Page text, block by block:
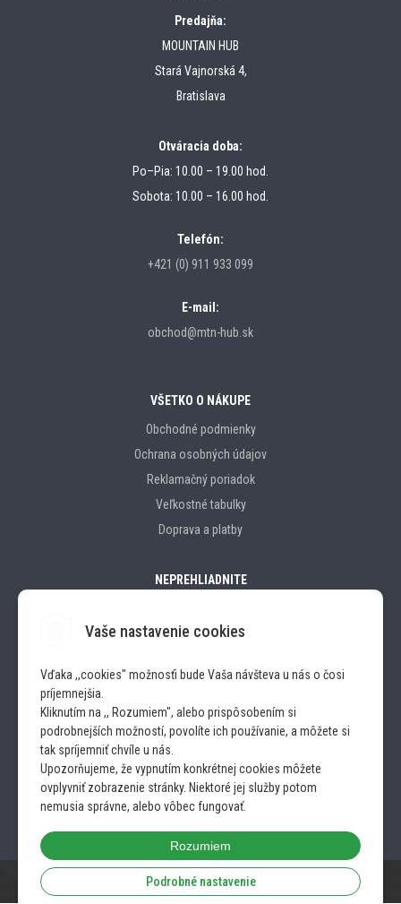
Vaše nastavenie cookies
Vďaka ,,cookies" možnosťi bude Vaša návšteva u nás o čosi
príjemnejšia.
Kliknutím na ,, Rozumiem", alebo prispôsobením si
podrobnejších možností, povolíte ich používanie, a môžete si
tak spríjemniť chvíle u nás.
Upozorňujeme, že vypnutím konkrétnej cookies môžete
ovplyvniť zobrazenie stránky. Niektoré jej služby potom
nemusia správne, alebo vôbec fungovať.
Rozumiem
Podrobné nastavenie
Predajňa:
MOUNTAIN HUB
Stará Vajnorská 4,
Bratislava
Otváracia doba:
Po–Pia: 10.00 – 19.00 hod.
Sobota: 10.00 – 16.00 hod.
Telefón:
+421 (0) 911 933 099
E-mail:
obchod@mtn-hub.sk
VŠETKO O NÁKUPE
Obchodné podmienky
Ochrana osobných údajov
Reklamačný poriadok
Veľkostné tabulky
Doprava a platby
NEPREHLIADNITE
INSTAGRAM
FACEBOOK